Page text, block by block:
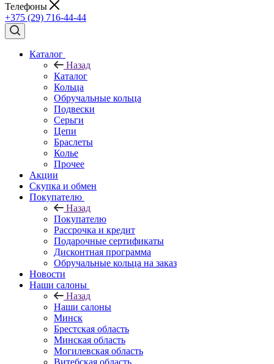
Телефоны
+375 (29) 716-44-44
Каталог
Назад
Каталог
Кольца
Обручальные кольца
Подвески
Серьги
Цепи
Браслеты
Колье
Прочее
Акции
Скупка и обмен
Покупателю
Назад
Покупателю
Рассрочка и кредит
Подарочные сертификаты
Дисконтная программа
Обручальные кольца на заказ
Новости
Наши салоны
Назад
Наши салоны
Минск
Брестская область
Минская область
Могилевская область
Витебская область